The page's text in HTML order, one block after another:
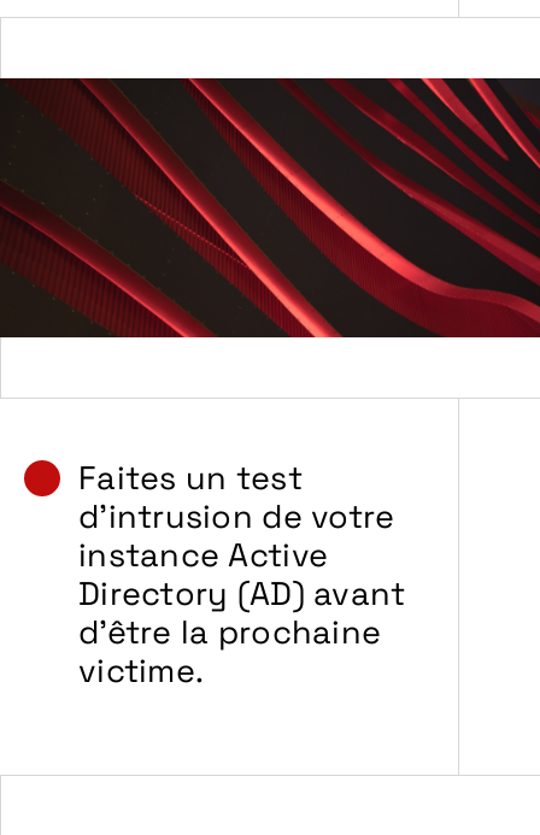
Faites un test
d’intrusion de votre
instance Active
Directory (AD) avant
d’être la prochaine
victime.